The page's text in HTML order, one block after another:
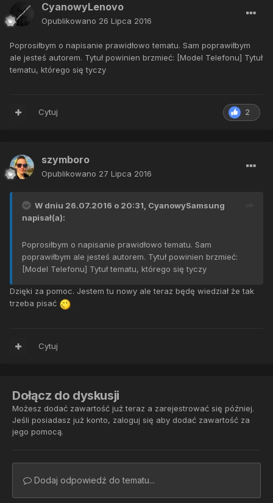
CyanowyLenovo
Opublikowano 26 Lipca 2016
Poprosiłbym o napisanie prawidłowo tematu. Sam poprawiłbym
ale jesteś autorem. Tytuł powinien brzmieć: [Model Telefonu] Tytuł
tematu, którego się tyczy
2
Cytuj
szymboro
Opublikowano 27 Lipca 2016
W dniu 26.07.2016 o 20:31, CyanowySamsung
napisał(a):
Poprosiłbym o napisanie prawidłowo tematu. Sam
poprawiłbym ale jesteś autorem. Tytuł powinien brzmieć:
[Model Telefonu] Tytuł tematu, którego się tyczy
Dzięki za pomoc. Jestem tu nowy ale teraz będę wiedział że tak
trzeba pisać
Cytuj
Dołącz do dyskusji
Możesz dodać zawartość już teraz a zarejestrować się później.
Jeśli posiadasz już konto, zaloguj się aby dodać zawartość za
jego pomocą.
Dodaj odpowiedź do tematu...